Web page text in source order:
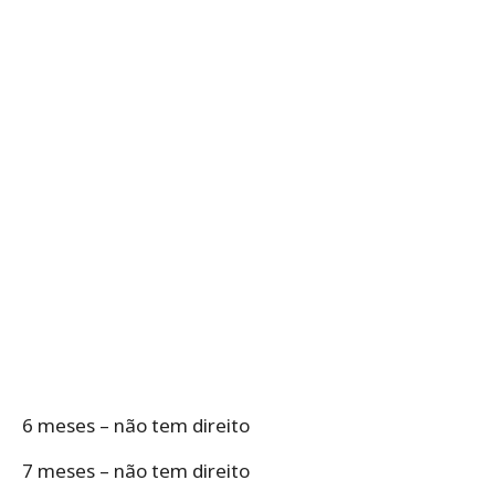
6 meses – não tem direito
7 meses – não tem direito